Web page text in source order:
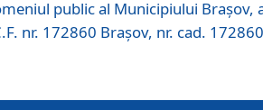
public al Municipiului Braşov,
nr. 172860 Brașov, nr. cad.